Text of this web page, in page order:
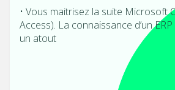
• Vous maitrisez la suite Microsoft
Access). La connaissance d’un
un atout